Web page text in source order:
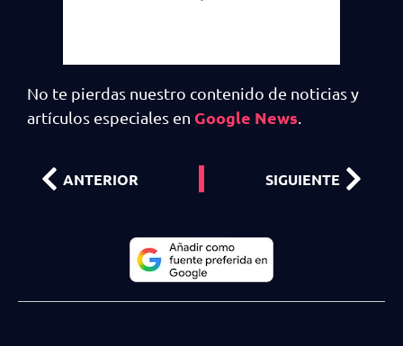
No te pierdas nuestro contenido de noticias y
artículos especiales en Google News.
ANTERIOR SIGUIENTE